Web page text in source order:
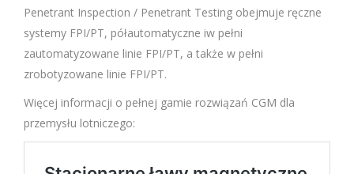
Penetrant Inspection / Penetrant Testing obejmuje ręczne
systemy FPI/PT, półautomatyczne iw pełni
zautomatyzowane linie FPI/PT, a także w pełni
zrobotyzowane linie FPI/PT.
Więcej informacji o pełnej gamie rozwiązań CGM dla
przemysłu lotniczego: